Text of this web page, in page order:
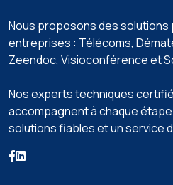
Nous proposons des
entreprises : Télécoms,
Zeendoc️, Visioconférence️ et
Nos experts techniques
accompagnent à chaque
solutions fiables et un service